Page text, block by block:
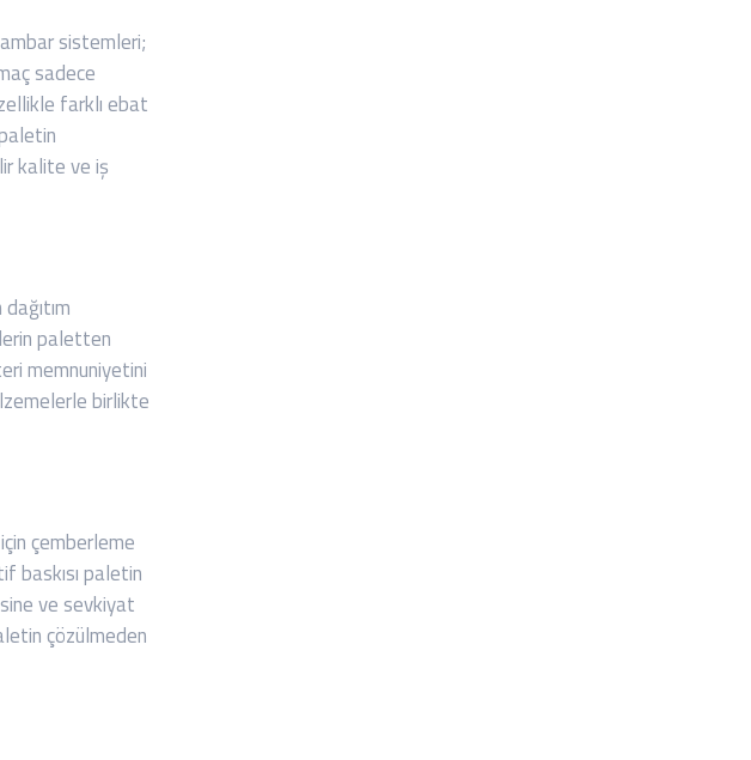
sistemleri;
sadece
farklı ebat
kalite ve iş
paletten
memnuniyetini
birlikte
çemberleme
baskısı paletin
ve sevkiyat
çözülmeden